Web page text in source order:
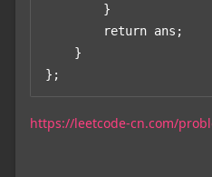
        }
        return ans;
    }
};
https://leetcode-cn.com/